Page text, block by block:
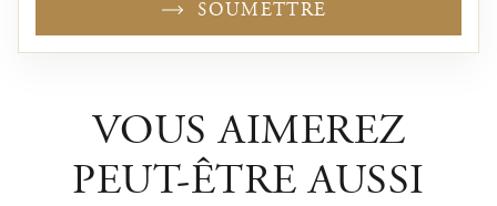
SOUMETTRE
VOUS AIMEREZ
PEUT-ÊTRE AUSSI